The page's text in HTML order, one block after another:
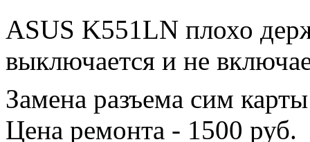
ASUS K551LN плохо
выключается и не
Замена разъема сим
Цена ремонта - 1500 руб.